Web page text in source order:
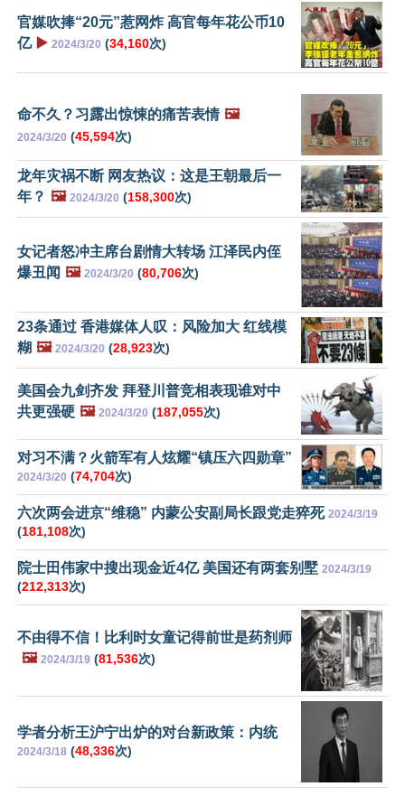
官媒吹捧“20元”惹网炸 高官每年花公币10
亿 ▶️ 2024/3/20 (34,160次)
命不久？习露出惊悚的痛苦表情 🖼️
2024/3/20 (45,594次)
龙年灾祸不断 网友热议：这是王朝最后一
年？ 🖼️ 2024/3/20 (158,300次)
女记者怒冲主席台剧情大转场 江泽民内侄
爆丑闻 🖼️ 2024/3/20 (80,706次)
23条通过 香港媒体人叹：风险加大 红线模
糊 🖼️ 2024/3/20 (28,923次)
美国会九剑齐发 拜登川普竞相表现谁对中
共更强硬 🖼️ 2024/3/20 (187,055次)
对习不满？火箭军有人炫耀“镇压六四勋章”
2024/3/20 (74,704次)
六次两会进京“维稳” 内蒙公安副局长跟党走猝死 2024/3/19
(181,108次)
院士田伟家中搜出现金近4亿 美国还有两套别墅 2024/3/19
(212,313次)
不由得不信！比利时女童记得前世是药剂师
🖼️ 2024/3/19 (81,536次)
学者分析王沪宁出炉的对台新政策：内统
2024/3/18 (48,336次)